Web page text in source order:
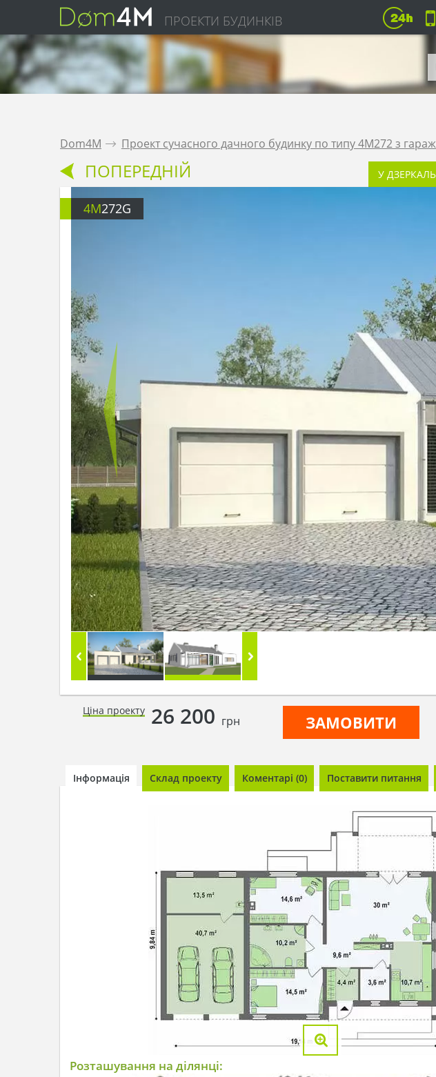
ПРОЕКТИ БУДИНКІВ
Dom4M . Проект сучасного дачного будинку по типу 4M272 з
ПОПЕРЕДНІЙ У
4M272G
Ціна проекту 26 200 грн ЗАМОВИТИ
Інформація Склад проекту Коментарі (0) Поставити питання
Розташування на ділянці: